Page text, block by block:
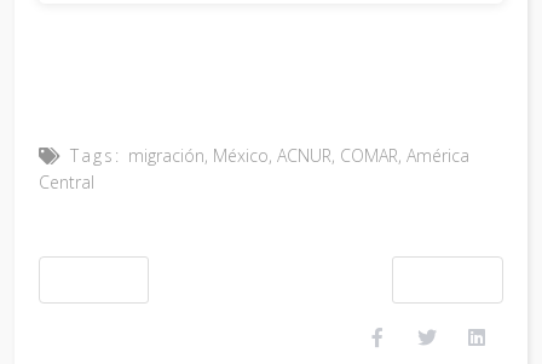
Tags: migración, México, ACNUR, COMAR, América
Central